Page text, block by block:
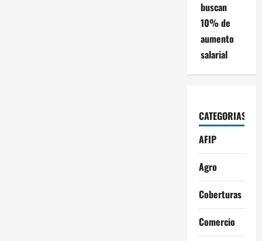
buscan
10% de
aumento
salarial
CATEGORIAS
AFIP
Agro
Coberturas
Comercio